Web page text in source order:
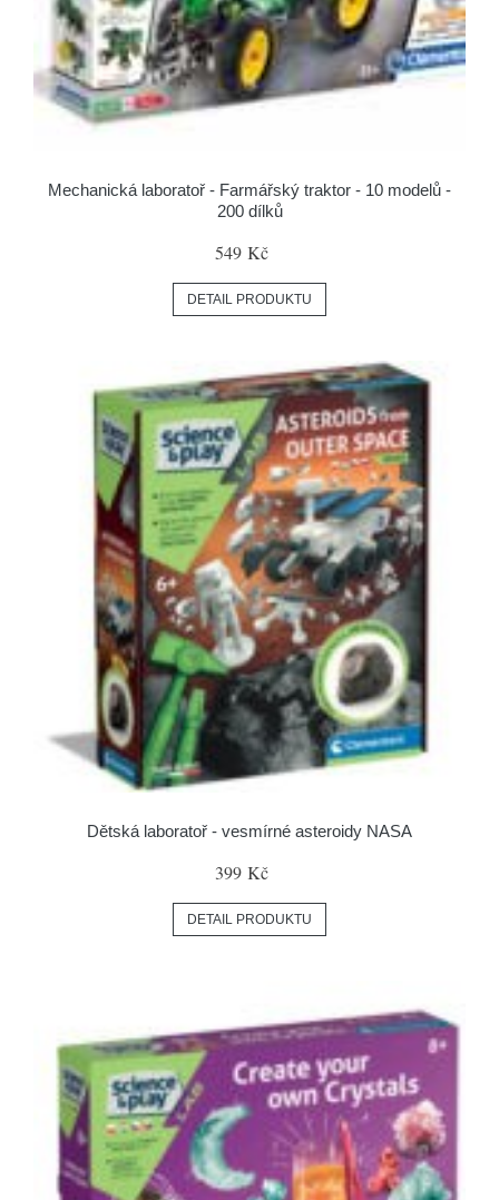
Mechanická laboratoř - Farmářský traktor - 10 modelů -
200 dílků
549 Kč
DETAIL PRODUKTU
Dětská laboratoř - vesmírné asteroidy NASA
399 Kč
DETAIL PRODUKTU